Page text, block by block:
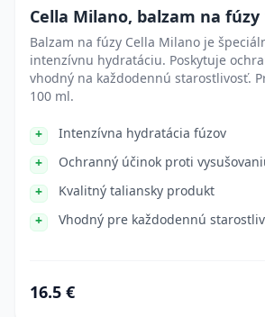
Cella Milano, balzam na fúzy
Balzam na fúzy Cella Milano je
intenzívnu hydratáciu. Poskytuje
vhodný na každodennú starostlivosť.
100 ml.
Intenzívna hydratácia fúzov
Ochranný účinok proti
Kvalitný taliansky produkt
Vhodný pre každodennú
16.5 €